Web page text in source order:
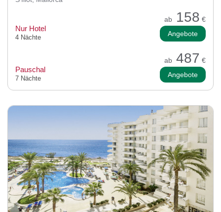
ab 158 €
Nur Hotel
4 Nächte Angebote
ab 487 €
Pauschal
7 Nächte Angebote